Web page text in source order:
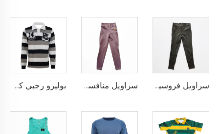
سراويل فروسية أداء عالي مع نمط سيليكون مضاد للانزلاق وخيارات لإضافة شعار الفريق المخصص سراويل منافسة الفروسية بتقنية النقاط السيليكونية والتخصيص الكامل لنادي أو شعار شخصي بوليرو رجبي كلاسيكي مخصص مصنوع من قماش يام داي ثقيل الوزن بأكمام طويلة بتصميم رجعي للرجال